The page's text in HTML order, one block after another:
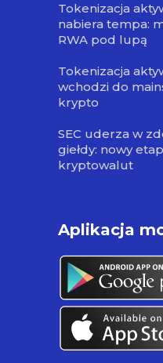
Tokenizacja
nabiera tempa:
RWA pod lupą
Tokenizacja
wchodzi do
krypto
SEC uderza w
giełdy: nowy
kryptowalut
Aplikacja